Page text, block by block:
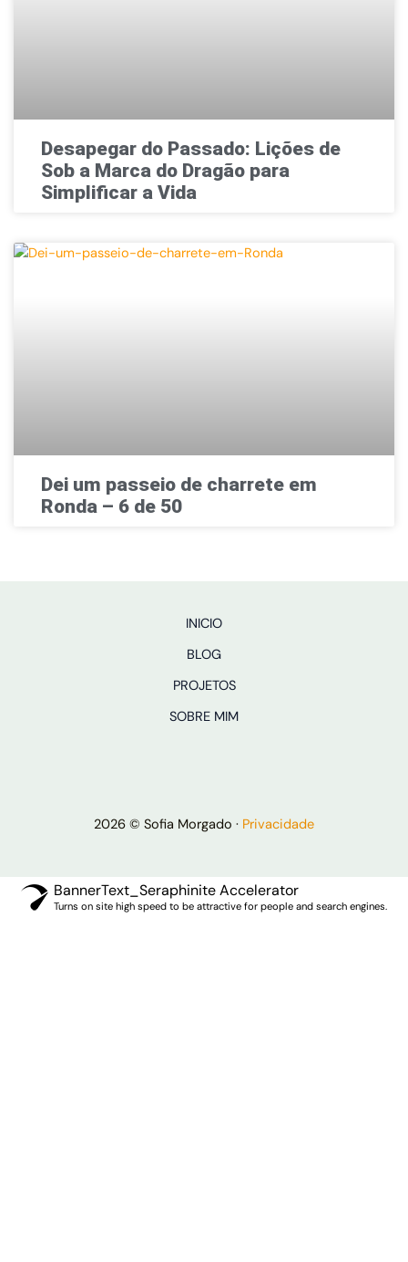
Desapegar do Passado: Lições de
Sob a Marca do Dragão para
Simplificar a Vida
Dei um passeio de charrete em
Ronda – 6 de 50
INICIO
BLOG
PROJETOS
SOBRE MIM
2026 © Sofia Morgado · Privacidade
BannerText_Seraphinite Accelerator
Turns on site high speed to be attractive for people and search engines.